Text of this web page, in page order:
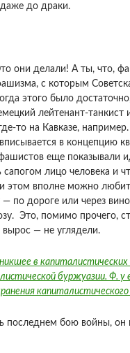
до драки.
они делали! А ты, что,
с которым
этого было
лейтенант-
то на Кавказе,
в концепцию
еще показывали
лицо человека и
этом вполне можно
— по дороге или через
Это, помимо прочего,
— не углядели.
в
буржуазии.
капиталистического
последнем бою войны, он